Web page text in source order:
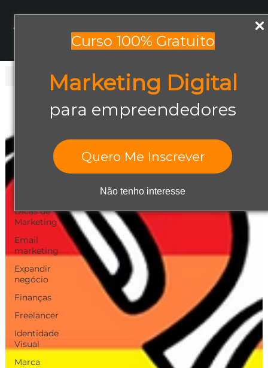
Curso 100% Gratuito
Marketing Digital
para empreendedores
Quero Me Inscrever
Não tenho interesse
Abrir negócio
Aumentar
Design Gráfico
Dicas de
Dicas de
Marketing
Email
marketing
Expandir
negócio
Finanças
Freelancer
Identidade
Visual
Marca
Todos os posts